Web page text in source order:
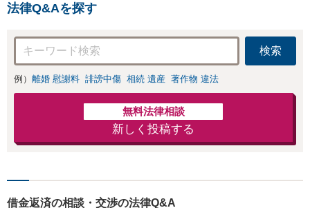
法律Q&Aを探す
検索
例） 離婚 慰謝料 誹謗中傷 相続 遺産 著作物 違法
無料法律相談
新しく投稿する
借金返済の相談・交渉の法律Q&A